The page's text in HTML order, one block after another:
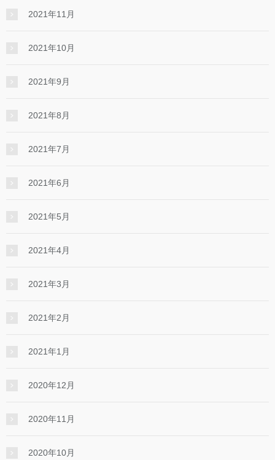
2021年11月
2021年10月
2021年9月
2021年8月
2021年7月
2021年6月
2021年5月
2021年4月
2021年3月
2021年2月
2021年1月
2020年12月
2020年11月
2020年10月